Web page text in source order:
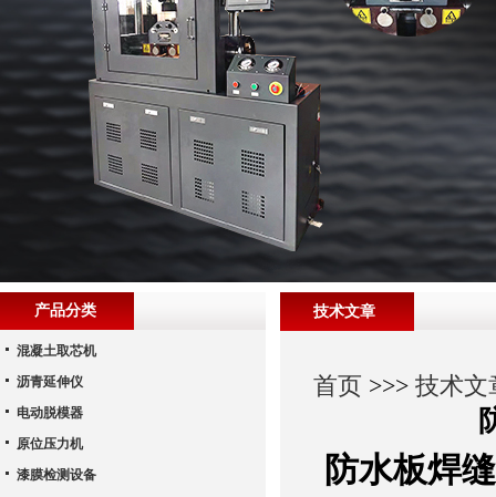
技术文章
首页 >>> 技术文
防水板焊
产品分类
混凝土取芯机
沥青延伸仪
电动脱模器
原位压力机
漆膜检测设备